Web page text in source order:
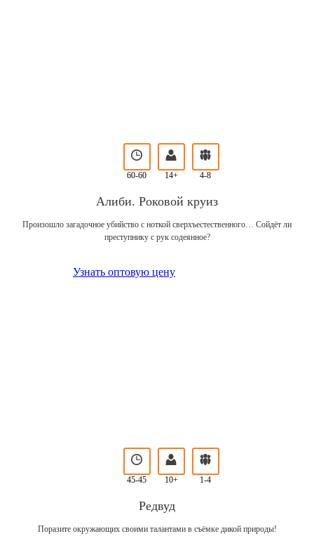
60-60 14+ 4-8
Алиби. Роковой круиз
Произошло загадочное убийство с ноткой сверхъестественного… Сойдёт ли
преступнику с рук содеянное?
Узнать оптовую цену
45-45 10+ 1-4
Редвуд
Поразите окружающих своими талантами в съёмке дикой природы!